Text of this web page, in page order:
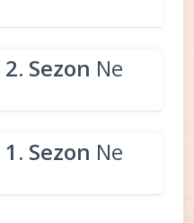
2. Sezon Ne
1. Sezon Ne